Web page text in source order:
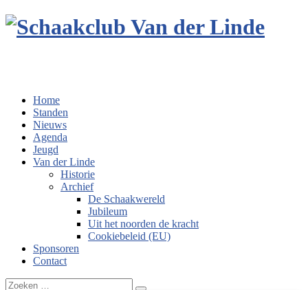
Home
Standen
Nieuws
Agenda
Jeugd
Van der Linde
Historie
Archief
De Schaakwereld
Jubileum
Uit het noorden de kracht
Cookiebeleid (EU)
Sponsoren
Contact